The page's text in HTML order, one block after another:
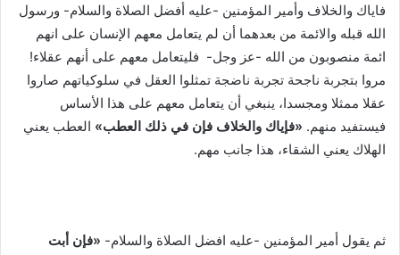
فاياك والخلاف وأمير المؤمنين -عليه أفضل الصلاة والسلام- ورسول
الله قبله والائمة من بعدهما أن لم يتعامل معهم الإنسان على انهم
ائمة منصوبون من الله -عز وجل- فليتعامل معهم على أنهم عقلاء!
مروا بتجربة ناجحة تجربة ناضجة تمثلوا العقل في سلوكياتهم صاروا
عقلا ممثلا ومجسدا، ينبغي أن يتعامل معهم على هذا الأساس
فيستفيد منهم. «فإياك والخلاف فإن في ذلك العطب» العطب يعني
الهلاك يعني الشقاء، هذا جانب مهم.
ثم يقول أمير المؤمنين -عليه افضل الصلاة والسلام- «فإن أبت